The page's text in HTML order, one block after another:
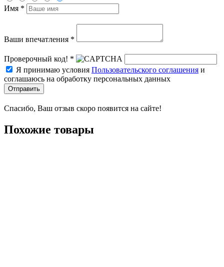
Имя *
Ваши впечатления *
Проверочный код! *
Я принимаю условия Пользовательского соглашения и
соглашаюсь на обработку персональных данных
Отправить
Спасибо, Ваш отзыв скоро появится на сайте!
Похожие товары